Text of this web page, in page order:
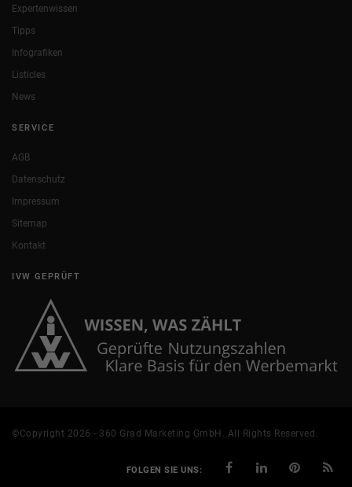
Expertenwissen
Tipps
Infografiken
Listicles
News
SERVICE
AGB
Datenschutz
Impressum
Sitemap
Kontakt
IVW GEPRÜFT
©Copyright 2026 - 360 Grad Marketing GmbH. All Rights Reserved.
FOLGEN SIE UNS: